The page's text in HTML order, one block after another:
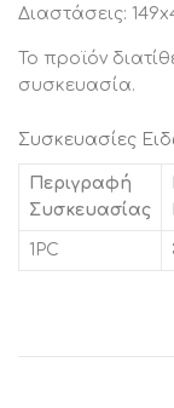
Διαστάσεις:
Το προϊόν
συσκευασία.
Συσκευασίες
Περιγραφή
Συσκευασίας
1PC